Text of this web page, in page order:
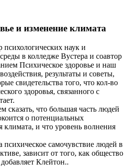
и изменение климата
наук и
в колледже Вустера и соавтор
Психическое здоровье и наш
результаты и советы,
свидетельства того, что кол-во
здоровья, связанного с
что большая часть людей
о потенциальных
климата, и что уровень волнения
психическое самочувствие людей в
зависит от того, как общество
Клейтон..